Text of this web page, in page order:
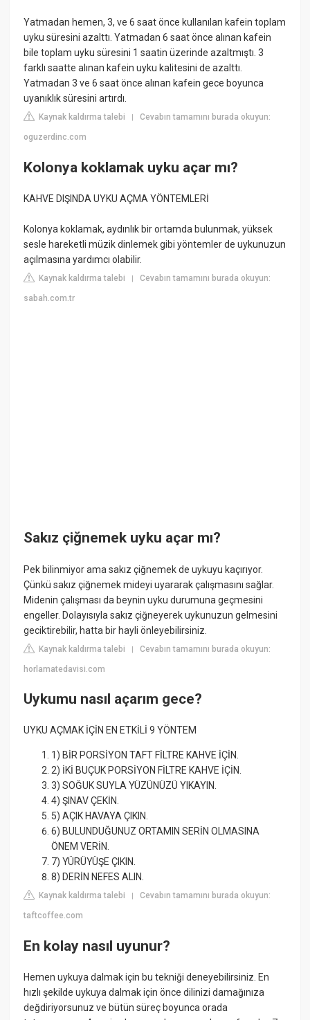
Yatmadan hemen, 3, ve 6 saat önce kullanılan kafein toplam
uyku süresini azalttı. Yatmadan 6 saat önce alınan kafein
bile toplam uyku süresini 1 saatin üzerinde azaltmıştı. 3
farklı saatte alınan kafein uyku kalitesini de azalttı.
Yatmadan 3 ve 6 saat önce alınan kafein gece boyunca
uyanıklık süresini artırdı.
Kaynak kaldırma talebi |Cevabın tamamını burada okuyun:
oguzerdinc.com
Kolonya koklamak uyku açar mı?
KAHVE DIŞINDA UYKU AÇMA YÖNTEMLERİ
Kolonya koklamak, aydınlık bir ortamda bulunmak, yüksek
sesle hareketli müzik dinlemek gibi yöntemler de uykunuzun
açılmasına yardımcı olabilir.
Kaynak kaldırma talebi |Cevabın tamamını burada okuyun:
sabah.com.tr
Sakız çiğnemek uyku açar mı?
Pek bilinmiyor ama sakız çiğnemek de uykuyu kaçırıyor.
Çünkü sakız çiğnemek mideyi uyararak çalışmasını sağlar.
Midenin çalışması da beynin uyku durumuna geçmesini
engeller. Dolayısıyla sakız çiğneyerek uykunuzun gelmesini
geciktirebilir, hatta bir hayli önleyebilirsiniz.
Kaynak kaldırma talebi |Cevabın tamamını burada okuyun:
horlamatedavisi.com
Uykumu nasıl açarım gece?
UYKU AÇMAK İÇİN EN ETKİLİ 9 YÖNTEM
1) BİR PORSİYON TAFT FİLTRE KAHVE İÇİN.
2) İKİ BUÇUK PORSİYON FİLTRE KAHVE İÇİN.
3) SOĞUK SUYLA YÜZÜNÜZÜ YIKAYIN.
4) ŞINAV ÇEKİN.
5) AÇIK HAVAYA ÇIKIN.
6) BULUNDUĞUNUZ ORTAMIN SERİN OLMASINA
ÖNEM VERİN.
7) YÜRÜYÜŞE ÇIKIN.
8) DERİN NEFES ALIN.
Kaynak kaldırma talebi |Cevabın tamamını burada okuyun:
taftcoffee.com
En kolay nasıl uyunur?
Hemen uykuya dalmak için bu tekniği deneyebilirsiniz. En
hızlı şekilde uykuya dalmak için önce dilinizi damağınıza
değdiriyorsunuz ve bütün süreç boyunca orada